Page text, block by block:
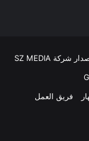
© حقوق النشر 2026، جميع الحقوق محفوظة | اصدار شركة SZ MEDIA
فريق العمل